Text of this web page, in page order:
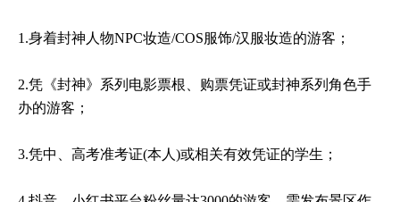
1.身着封神人物NPC妆造/COS服饰/汉服妆造的游客；
2.凭《封神》系列电影票根、购票凭证或封神系列角色手
办的游客；
3.凭中、高考准考证(本人)或相关有效凭证的学生；